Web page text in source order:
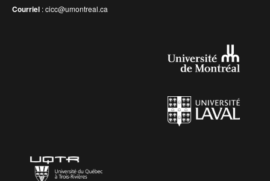
Courriel :cicc@umontreal.ca